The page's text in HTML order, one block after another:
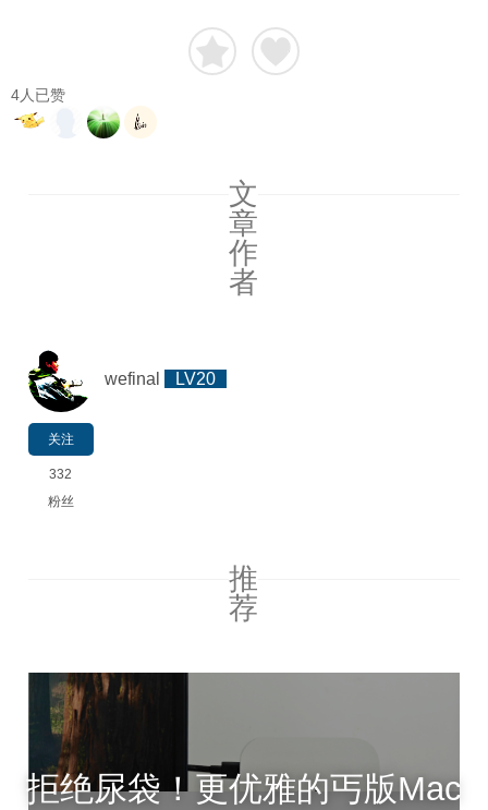
4人已赞
文
章
作
者
关注
332
粉丝
wefinal LV20
推
荐
拒绝尿袋！更优雅的丐版Mac